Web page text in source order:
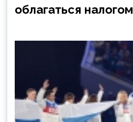
облагаться налогом